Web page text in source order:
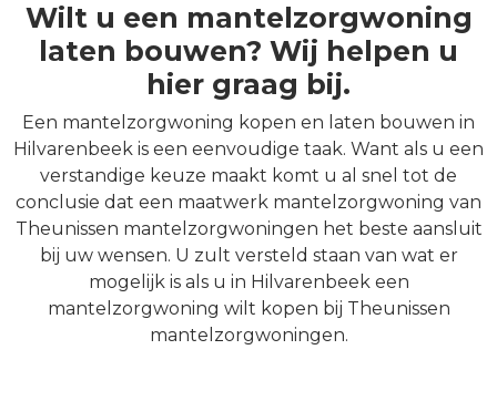
Wilt u een mantelzorgwoning
laten bouwen? Wij helpen u
hier graag bij.
Een mantelzorgwoning kopen en laten bouwen in
Hilvarenbeek is een eenvoudige taak. Want als u een
verstandige keuze maakt komt u al snel tot de
conclusie dat een maatwerk mantelzorgwoning van
Theunissen mantelzorgwoningen het beste aansluit
bij uw wensen. U zult versteld staan van wat er
mogelijk is als u in Hilvarenbeek een
mantelzorgwoning wilt kopen bij Theunissen
mantelzorgwoningen.